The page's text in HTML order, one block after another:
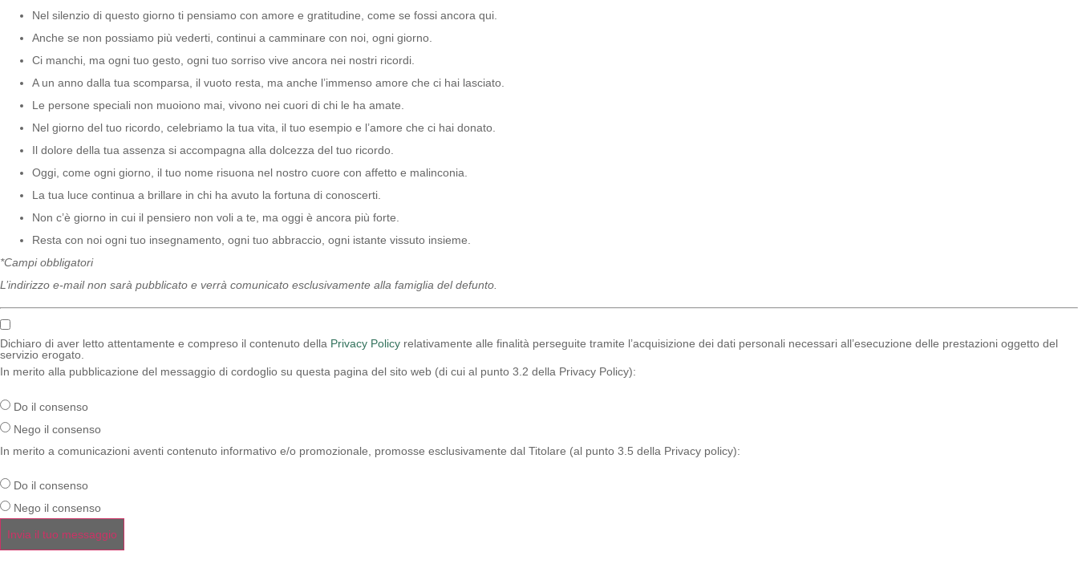
Nel silenzio di questo giorno ti pensiamo con amore e gratitudine, come se fossi ancora qui.
Anche se non possiamo più vederti, continui a camminare con noi, ogni giorno.
Ci manchi, ma ogni tuo gesto, ogni tuo sorriso vive ancora nei nostri ricordi.
A un anno dalla tua scomparsa, il vuoto resta, ma anche l’immenso amore che ci hai lasciato.
Le persone speciali non muoiono mai, vivono nei cuori di chi le ha amate.
Nel giorno del tuo ricordo, celebriamo la tua vita, il tuo esempio e l’amore che ci hai donato.
Il dolore della tua assenza si accompagna alla dolcezza del tuo ricordo.
Oggi, come ogni giorno, il tuo nome risuona nel nostro cuore con affetto e malinconia.
La tua luce continua a brillare in chi ha avuto la fortuna di conoscerti.
Non c’è giorno in cui il pensiero non voli a te, ma oggi è ancora più forte.
Resta con noi ogni tuo insegnamento, ogni tuo abbraccio, ogni istante vissuto insieme.
*Campi obbligatori
L’indirizzo e-mail non sarà pubblicato e verrà comunicato esclusivamente alla famiglia del defunto.
Dichiaro di aver letto attentamente e compreso il contenuto della Privacy Policy relativamente alle finalità perseguite tramite l’acquisizione dei dati personali necessari all’esecuzione delle prestazioni oggetto del
servizio erogato.
In merito alla pubblicazione del messaggio di cordoglio su questa pagina del sito web (di cui al punto 3.2 della Privacy Policy):
Do il consenso
Nego il consenso
In merito a comunicazioni aventi contenuto informativo e/o promozionale, promosse esclusivamente dal Titolare (al punto 3.5 della Privacy policy):
Do il consenso
Nego il consenso
Invia il tuo messaggio